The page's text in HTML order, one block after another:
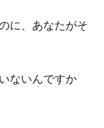
に、あなたがそ
ないんですか